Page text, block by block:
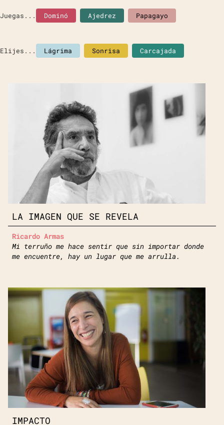
Juegas... Dominó Ajedrez Papagayo
Elijes... Lágrima Sonrisa Carcajada
LA IMAGEN QUE SE REVELA
Ricardo Armas
Mi terruño me hace sentir que sin importar donde
me encuentre, hay un lugar que me arrulla.
IMPACTO